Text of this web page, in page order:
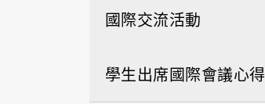
國際交流活動
學生出席國際會議心得